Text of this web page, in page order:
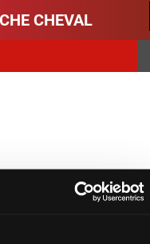
CHEVAL